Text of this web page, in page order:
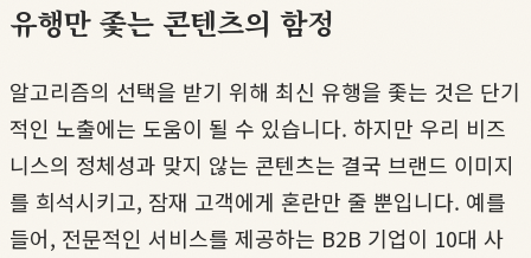
유행만 좇는 콘텐츠의 함정
알고리즘의 선택을 받기 위해 최신 유행을 좇는 것은 단기
적인 노출에는 도움이 될 수 있습니다. 하지만 우리 비즈
니스의 정체성과 맞지 않는 콘텐츠는 결국 브랜드 이미지
를 희석시키고, 잠재 고객에게 혼란만 줄 뿐입니다. 예를
들어, 전문적인 서비스를 제공하는 B2B 기업이 10대 사